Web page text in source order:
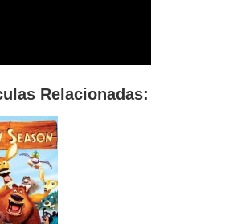
Relacionadas: